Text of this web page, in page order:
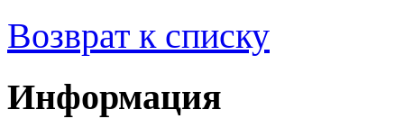
Возврат к списку
Информация